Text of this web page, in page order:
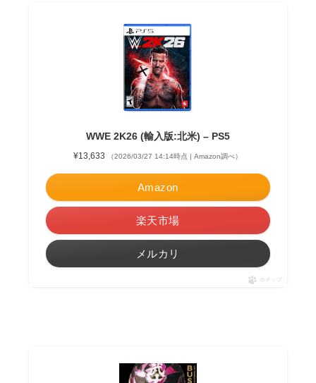
WWE 2K26 (輸入版:北米) – PS5
¥13,633 （2026/03/27 14:14時点 | Amazon調べ）
Amazon
楽天市場
メルカリ
ポチップ